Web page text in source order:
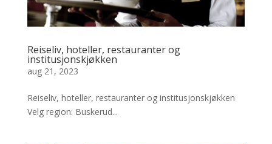
Reiseliv, hoteller, restauranter og
institusjonskjøkken
aug 21, 2023
Reiseliv, hoteller, restauranter og institusjonskjøkken
Velg region: Buskerud...